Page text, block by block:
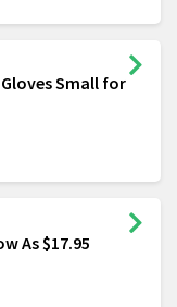
Small for
As $17.95